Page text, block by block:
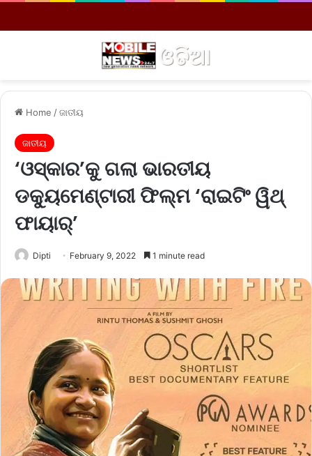
Home /ଜାତୀୟ
ଜାତୀୟ
‘ଓସ୍କାର’କୁ ଗଲା ଭାରତୀୟ
ଡକ୍ୟୁମେଣ୍ଟାରୀ ଫିଲ୍ମ ‘ରାଇଟିଂ ୱିଥ୍‌
ଫାୟାର୍‌’
Dipti February 9, 2022 1 minute read